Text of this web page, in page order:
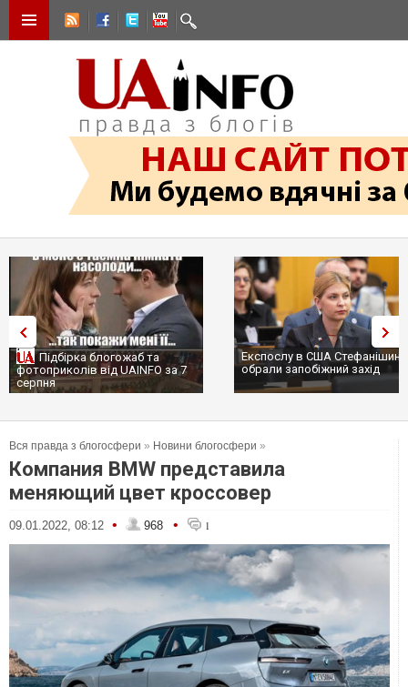
Підбірка блогожаб та
фотоприколів від UAINFO за 7
серпня
Експослу в США
обрали запобіжний захід
Вся правда з блогосфери » Новини блогосфери »
Компания BMW представила
меняющий цвет кроссовер
09.01.2022, 08:12 • 968 • 1